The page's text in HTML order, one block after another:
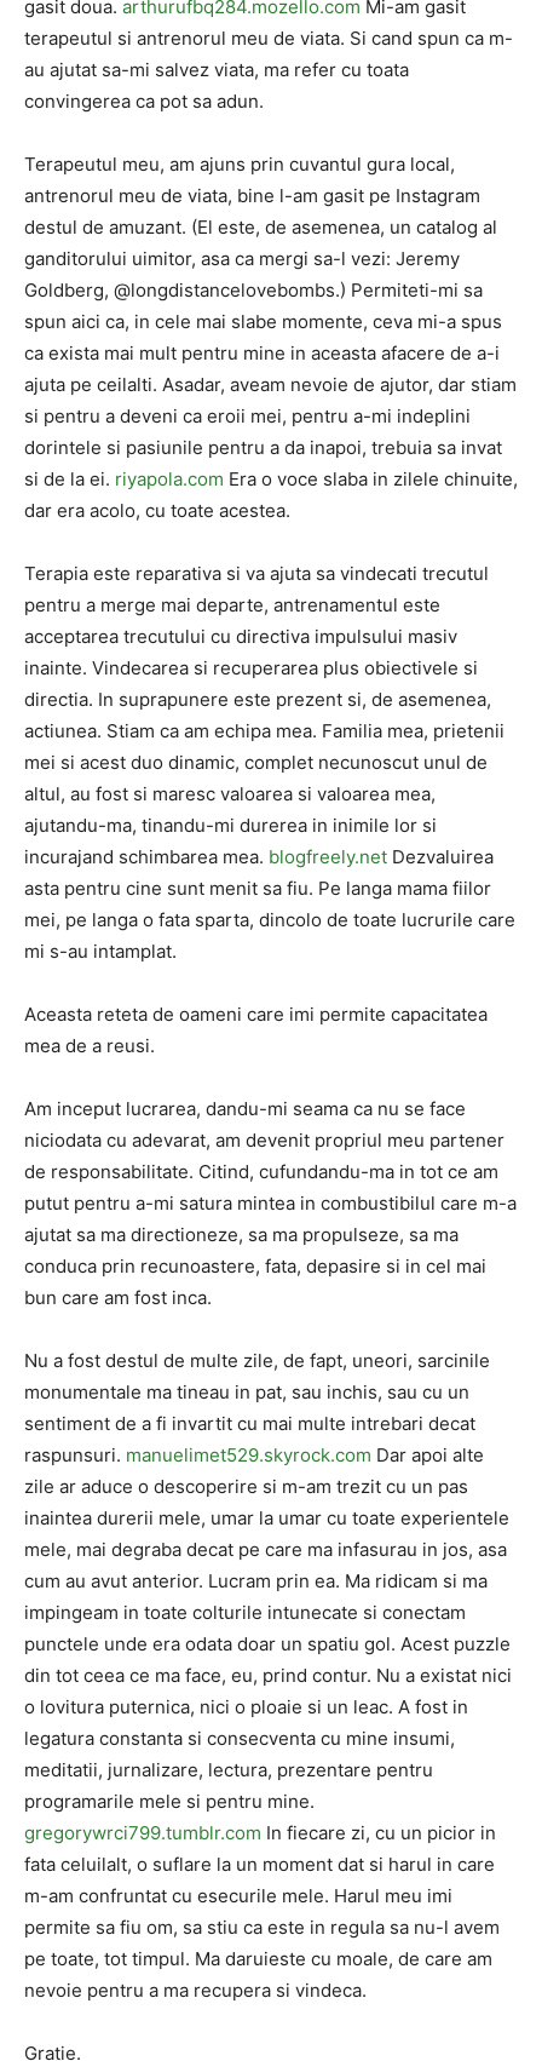
gasit doua. arthurufbq284.mozello.com Mi-am gasit
terapeutul si antrenorul meu de viata. Si cand spun ca m-
au ajutat sa-mi salvez viata, ma refer cu toata
convingerea ca pot sa adun.
Terapeutul meu, am ajuns prin cuvantul gura local,
antrenorul meu de viata, bine l-am gasit pe Instagram
destul de amuzant. (El este, de asemenea, un catalog al
ganditorului uimitor, asa ca mergi sa-l vezi: Jeremy
Goldberg, @longdistancelovebombs.) Permiteti-mi sa
spun aici ca, in cele mai slabe momente, ceva mi-a spus
ca exista mai mult pentru mine in aceasta afacere de a-i
ajuta pe ceilalti. Asadar, aveam nevoie de ajutor, dar stiam
si pentru a deveni ca eroii mei, pentru a-mi indeplini
dorintele si pasiunile pentru a da inapoi, trebuia sa invat
si de la ei. riyapola.com Era o voce slaba in zilele chinuite,
dar era acolo, cu toate acestea.
Terapia este reparativa si va ajuta sa vindecati trecutul
pentru a merge mai departe, antrenamentul este
acceptarea trecutului cu directiva impulsului masiv
inainte. Vindecarea si recuperarea plus obiectivele si
directia. In suprapunere este prezent si, de asemenea,
actiunea. Stiam ca am echipa mea. Familia mea, prietenii
mei si acest duo dinamic, complet necunoscut unul de
altul, au fost si maresc valoarea si valoarea mea,
ajutandu-ma, tinandu-mi durerea in inimile lor si
incurajand schimbarea mea. blogfreely.net Dezvaluirea
asta pentru cine sunt menit sa fiu. Pe langa mama fiilor
mei, pe langa o fata sparta, dincolo de toate lucrurile care
mi s-au intamplat.
Aceasta reteta de oameni care imi permite capacitatea
mea de a reusi.
Am inceput lucrarea, dandu-mi seama ca nu se face
niciodata cu adevarat, am devenit propriul meu partener
de responsabilitate. Citind, cufundandu-ma in tot ce am
putut pentru a-mi satura mintea in combustibilul care m-a
ajutat sa ma directioneze, sa ma propulseze, sa ma
conduca prin recunoastere, fata, depasire si in cel mai
bun care am fost inca.
Nu a fost destul de multe zile, de fapt, uneori, sarcinile
monumentale ma tineau in pat, sau inchis, sau cu un
sentiment de a fi invartit cu mai multe intrebari decat
raspunsuri. manuelimet529.skyrock.com Dar apoi alte
zile ar aduce o descoperire si m-am trezit cu un pas
inaintea durerii mele, umar la umar cu toate experientele
mele, mai degraba decat pe care ma infasurau in jos, asa
cum au avut anterior. Lucram prin ea. Ma ridicam si ma
impingeam in toate colturile intunecate si conectam
punctele unde era odata doar un spatiu gol. Acest puzzle
din tot ceea ce ma face, eu, prind contur. Nu a existat nici
o lovitura puternica, nici o ploaie si un leac. A fost in
legatura constanta si consecventa cu mine insumi,
meditatii, jurnalizare, lectura, prezentare pentru
programarile mele si pentru mine.
gregorywrci799.tumblr.com In fiecare zi, cu un picior in
fata celuilalt, o suflare la un moment dat si harul in care
m-am confruntat cu esecurile mele. Harul meu imi
permite sa fiu om, sa stiu ca este in regula sa nu-l avem
pe toate, tot timpul. Ma daruieste cu moale, de care am
nevoie pentru a ma recupera si vindeca.
Gratie.